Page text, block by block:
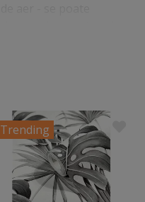
Trending